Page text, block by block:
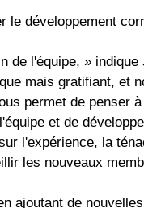
le développement
de l'équipe, » indique
mais gratifiant, et
permet de penser
et de
l'expérience, la
les nouveaux
ajoutant de